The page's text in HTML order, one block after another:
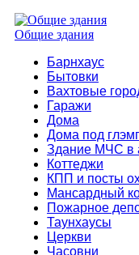
Общие здания
Барнхаус
Бытовки
Вахтовые
Гаражи
Дома
Дома под
Здание МЧС в
Коттеджи
КПП и посты
Мансардный
Пожарное
Таунхаусы
Церкви
Часовни